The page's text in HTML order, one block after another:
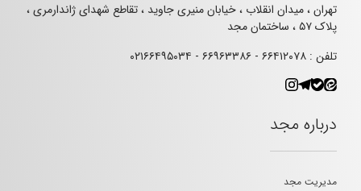
تهران ، میدان انقلاب ، خیابان منیری جاوید ، تقاطع شهدای ژاندارمری ،
پلاک ۵۷ ، ساختمان مجد
تلفن : ۶۶۴۱۲۰۷۸ - ۶۶۹۶۳۳۸۶ - ۰۲۱۶۶۴۹۵۰۳۴
درباره مجد
مدیریت مجد